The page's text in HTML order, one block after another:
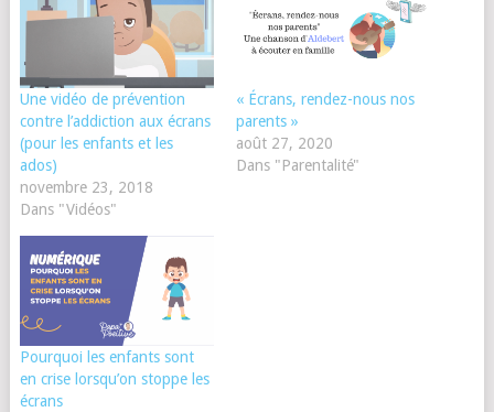
Une vidéo de prévention
contre l’addiction aux écrans
(pour les enfants et les
ados)
novembre 23, 2018
Dans "Vidéos"
« Écrans, rendez-nous nos
parents »
août 27, 2020
Dans "Parentalité"
Pourquoi les enfants sont
en crise lorsqu’on stoppe les
écrans